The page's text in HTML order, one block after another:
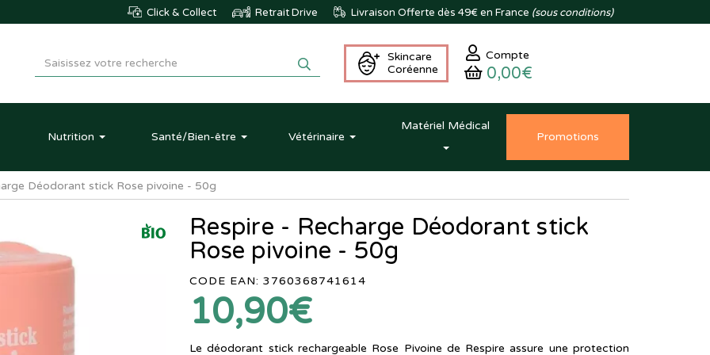
Click & Collect Retrait Drive Livraison Offerte dès 49€ en France (sous conditions)
Skincare
Coréenne
Compte
0,00€
Nutrition Santé/Bien-être Vétérinaire
Matériel Médical
Promotions
Déodorant stick Rose pivoine - 50g
Respire - Recharge Déodorant stick
Rose pivoine - 50g
CODE EAN: 3760368741614
10,90€
Le déodorant stick rechargeable Rose Pivoine de Respire assure une protection